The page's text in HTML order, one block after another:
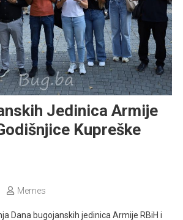
Jedinica Armije
Kupreške
Mernes
Dana bugojanskih jedinica Armije RBiH i